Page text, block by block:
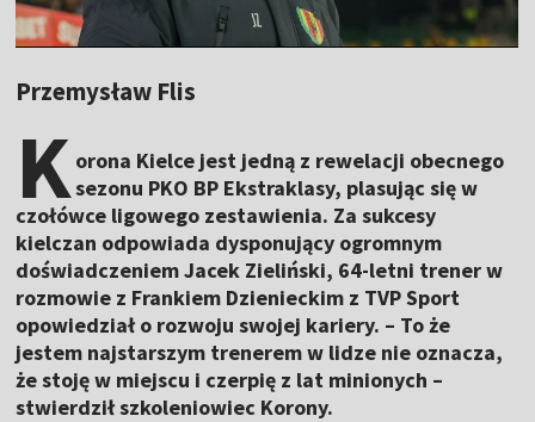
Przemysław Flis
Korona Kielce jest jedną z rewelacji obecnego
sezonu PKO BP Ekstraklasy, plasując się w
czołówce ligowego zestawienia. Za sukcesy
kielczan odpowiada dysponujący ogromnym
doświadczeniem Jacek Zieliński, 64-letni trener w
rozmowie z Frankiem Dzienieckim z TVP Sport
opowiedział o rozwoju swojej kariery. – To że
jestem najstarszym trenerem w lidze nie oznacza,
że stoję w miejscu i czerpię z lat minionych –
stwierdził szkoleniowiec Korony.